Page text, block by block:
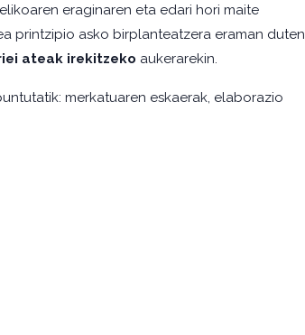
eraginaren eta edari hori maite
printzipio asko birplanteatzera eraman duten
ateak irekitzeko aukerarekin.
merkatuaren eskaerak, elaborazio